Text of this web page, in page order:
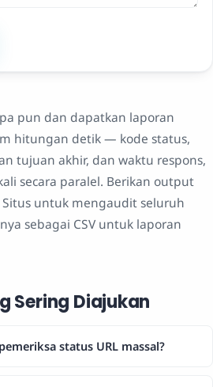
pun dan dapatkan laporan
hitungan detik — kode status,
tujuan akhir, dan waktu respons,
secara paralel. Berikan output
Situs untuk mengaudit seluruh
sebagai CSV untuk laporan
Sering Diajukan
status URL massal?